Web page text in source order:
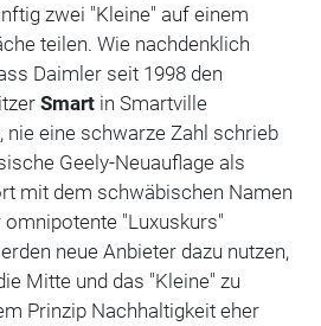
zwei "Kleine" auf einem
teilen. Wie nachdenklich
Daimler seit 1998 den
Smartin Smartville
nie eine schwarze Zahl schrieb
Geely-Neuauflage als
mit dem schwäbischen Namen
"Luxuskurs"
neue Anbieter dazu nutzen,
Mitte und das "Kleine" zu
Prinzip Nachhaltigkeit eher